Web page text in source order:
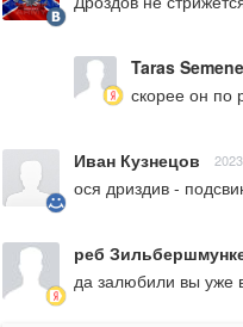
Taras
скорее он по
Иван Кузнецов
ося дриздив -
реб
да залюбили вы уже